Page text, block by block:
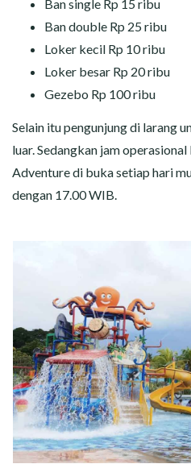
Ban single Rp 15 ribu
Ban double Rp 25 ribu
Loker kecil Rp 10 ribu
Loker besar Rp 20 ribu
Gezebo Rp 100 ribu
Selain itu pengunjung di larang
luar. Sedangkan jam
Adventure di buka setiap hari
dengan 17.00 WIB.